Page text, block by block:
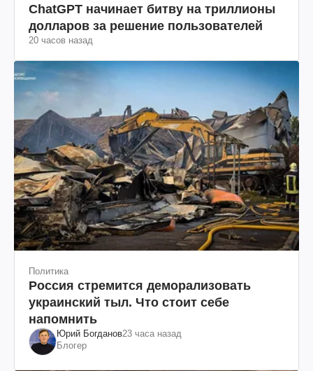
ChatGPT начинает битву на триллионы
долларов за решение пользователей
20 часов назад
Политика
Россия стремится деморализовать
украинский тыл. Что стоит себе
напомнить
Юрий Богданов23 часа назад
Блогер